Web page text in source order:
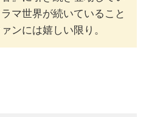
マ世界が続いていること
ンには嬉しい限り。